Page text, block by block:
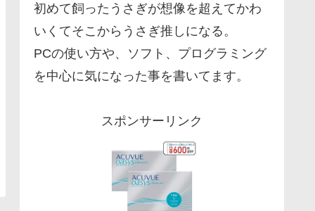
初めて飼ったうさぎが想像を超えてかわ
いくてそこからうさぎ推しになる。
PCの使い方や、ソフト、プログラミング
を中心に気になった事を書いてます。
スポンサーリンク